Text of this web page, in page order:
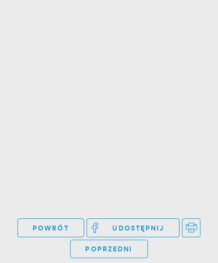
POWRÓT UDOSTĘPNIJ
POPRZEDNI